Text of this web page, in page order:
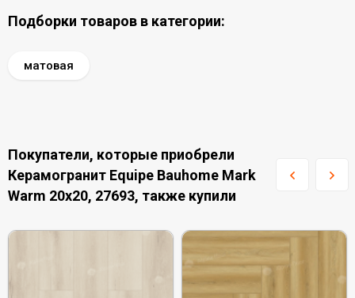
Подборки товаров в категории:
матовая
Покупатели, которые приобрели
Керамогранит Equipe Bauhome Mark
Warm 20x20, 27693, также купили